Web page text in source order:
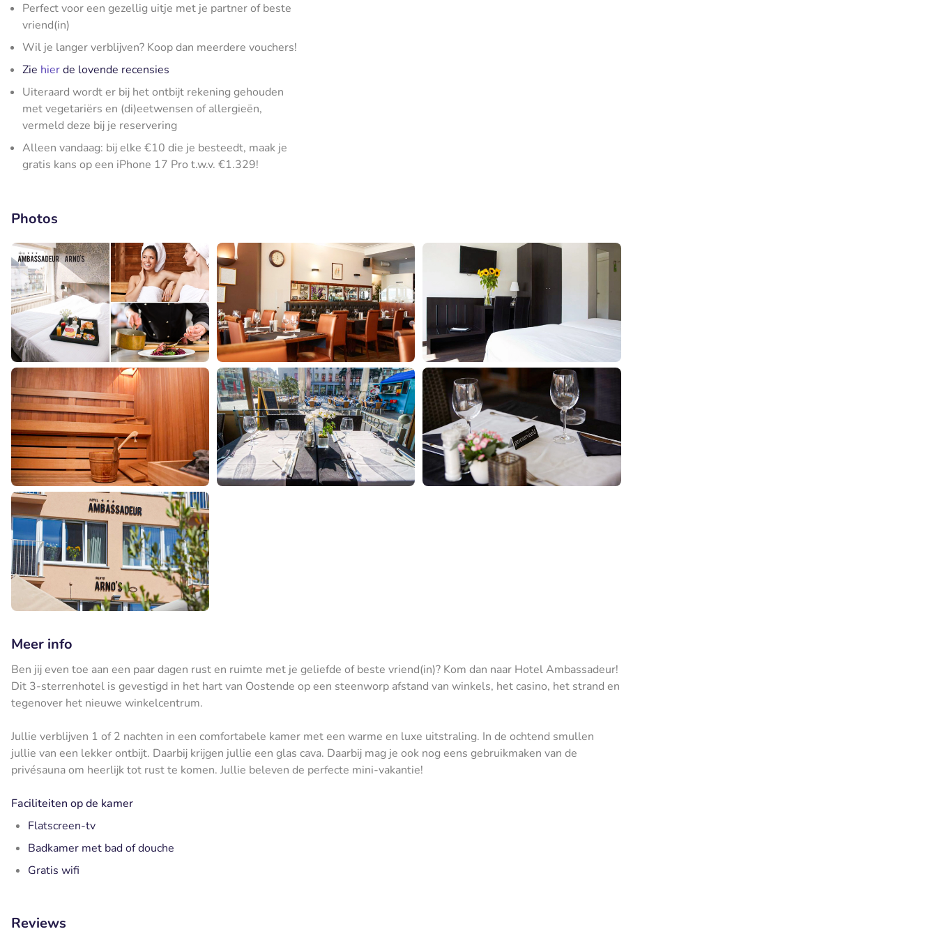
Perfect voor een gezellig uitje met je partner of beste
vriend(in)
Wil je langer verblijven? Koop dan meerdere vouchers!
Zie hierde lovende recensies
Uiteraard wordt er bij het ontbijt rekening gehouden
met vegetariërs en (di)eetwensen of allergieën,
vermeld deze bij je reservering
Alleen vandaag: bij elke €10 die je besteedt, maak je
gratis kans op een iPhone 17 Pro t.w.v. €1.329!
Photos
Meer info
Ben jij even toe aan een paar dagen rust en ruimte met je geliefde of beste vriend(in)? Kom dan naar Hotel Ambassadeur!
Dit 3-sterrenhotel is gevestigd in het hart van Oostende op een steenworp afstand van winkels, het casino, het strand en
tegenover het nieuwe winkelcentrum.
Jullie verblijven 1 of 2 nachten in een comfortabele kamer met een warme en luxe uitstraling. In de ochtend smullen
jullie van een lekker ontbijt. Daarbij krijgen jullie een glas cava. Daarbij mag je ook nog eens gebruikmaken van de
privésauna om heerlijk tot rust te komen. Jullie beleven de perfecte mini-vakantie!
Faciliteiten op de kamer
Flatscreen-tv
Badkamer met bad of douche
Gratis wifi
Reviews